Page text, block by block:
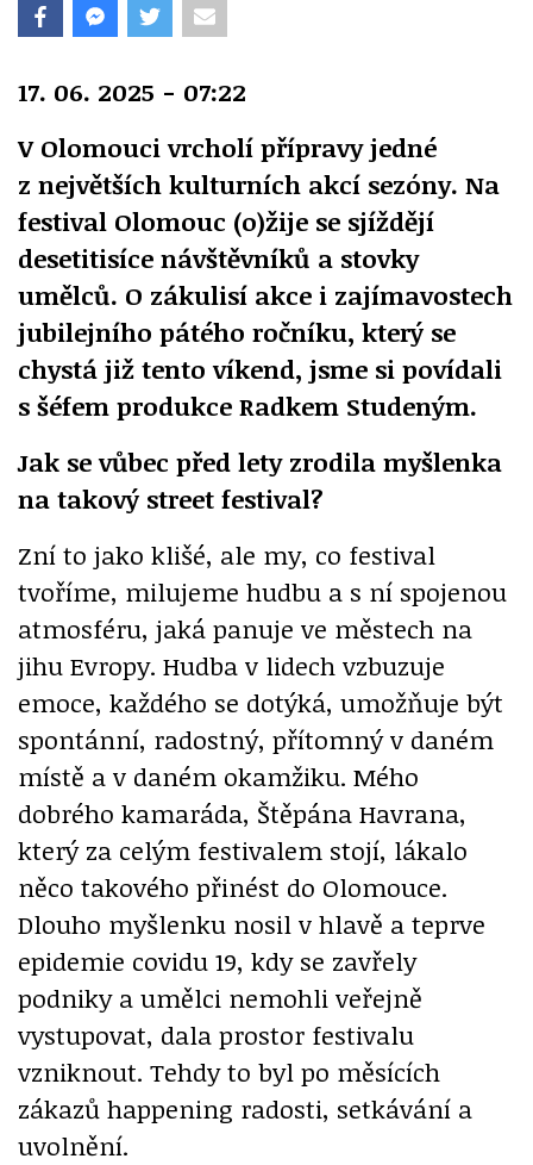
17. 06. 2025 - 07:22
V Olomouci vrcholí přípravy jedné
z největších kulturních akcí sezóny. Na
festival Olomouc (o)žije se sjíždějí
desetitisíce návštěvníků a stovky
umělců. O zákulisí akce i zajímavostech
jubilejního pátého ročníku, který se
chystá již tento víkend, jsme si povídali
s šéfem produkce Radkem Studeným.
Jak se vůbec před lety zrodila myšlenka
na takový street festival?
Zní to jako klišé, ale my, co festival
tvoříme, milujeme hudbu a s ní spojenou
atmosféru, jaká panuje ve městech na
jihu Evropy. Hudba v lidech vzbuzuje
emoce, každého se dotýká, umožňuje být
spontánní, radostný, přítomný v daném
místě a v daném okamžiku. Mého
dobrého kamaráda, Štěpána Havrana,
který za celým festivalem stojí, lákalo
něco takového přinést do Olomouce.
Dlouho myšlenku nosil v hlavě a teprve
epidemie covidu 19, kdy se zavřely
podniky a umělci nemohli veřejně
vystupovat, dala prostor festivalu
vzniknout. Tehdy to byl po měsících
zákazů happening radosti, setkávání a
uvolnění.